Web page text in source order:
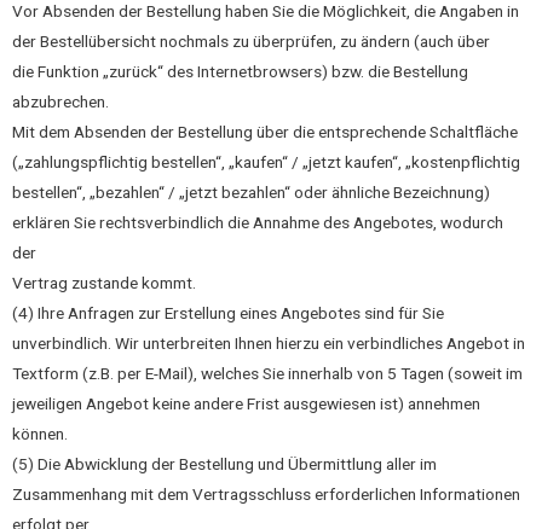
Vor Absenden der Bestellung haben Sie die Möglichkeit, die Angaben in
der Bestellübersicht nochmals zu überprüfen, zu ändern (auch über
die Funktion „zurück“ des Internetbrowsers) bzw. die Bestellung
abzubrechen.
Mit dem Absenden der Bestellung über die entsprechende Schaltfläche
(„zahlungspflichtig bestellen“, „kaufen“ / „jetzt kaufen“, „kostenpflichtig
bestellen“, „bezahlen“ / „jetzt bezahlen“ oder ähnliche Bezeichnung)
erklären Sie rechtsverbindlich die Annahme des Angebotes, wodurch
der
Vertrag zustande kommt.
(4) Ihre Anfragen zur Erstellung eines Angebotes sind für Sie
unverbindlich. Wir unterbreiten Ihnen hierzu ein verbindliches Angebot in
Textform (z.B. per E-Mail), welches Sie innerhalb von 5 Tagen (soweit im
jeweiligen Angebot keine andere Frist ausgewiesen ist) annehmen
können.
(5) Die Abwicklung der Bestellung und Übermittlung aller im
Zusammenhang mit dem Vertragsschluss erforderlichen Informationen
erfolgt per